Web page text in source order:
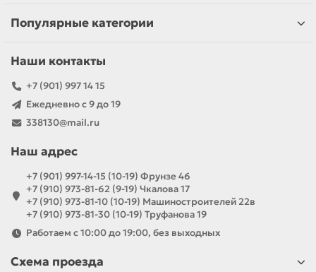
Популярные категории
Наши контакты
+7 (901) 997 14 15
Ежедневно с 9 до 19
338130@mail.ru
Наш адрес
+7 (901) 997-14-15 (10-19) Фрунзе 46
+7 (910) 973-81-62 (9-19) Чкалова 17
+7 (910) 973-81-10 (10-19) Машиностроителей 22в
+7 (910) 973-81-30 (10-19) Труфанова 19
Работаем с 10:00 до 19:00, без выходных
Схема проезда